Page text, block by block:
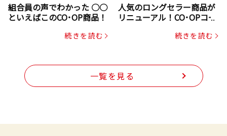
組合員の声でわかった ○○
といえばこのCO･OP商品！
続きを読む
人気のロングセラー商品が
リニューアル！CO･OPコー
続きを読む
一覧を見る